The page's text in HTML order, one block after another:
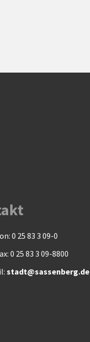
0 25 83 3 09-0
0 25 83 3 09-8800
stadt@sassenberg.de